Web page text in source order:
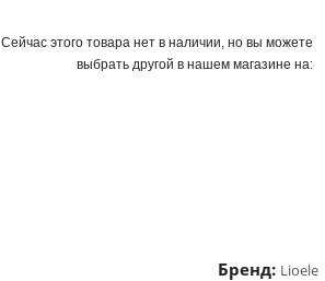
Сейчас этого товара нет в наличии, но вы можете
выбрать другой в нашем магазине на:
Бренд: Lioele